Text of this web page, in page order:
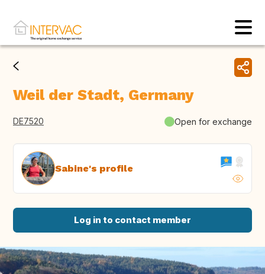
Weil der Stadt, Germany
DE7520 Open for exchange
Sabine's profile
Log in to contact member